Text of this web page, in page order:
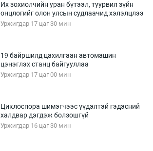
Их зохиолчийн уран бүтээл, туурвил зүйн
онцлогийг олон улсын судлаачид хэлэлцлээ
Уржигдар 17 цаг 30 мин
19 байршилд цахилгаан автомашин
цэнэглэх станц байгууллаа
Уржигдар 17 цаг 00 мин
Циклоспора шимэгчээс үүдэлтэй гэдэсний
халдвар дэгдэж болзошгүй
Уржигдар 16 цаг 30 мин